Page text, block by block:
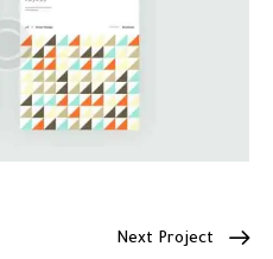
Next Project